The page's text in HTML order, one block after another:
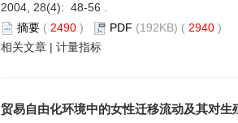
2004, 28(4): 48-56 .
摘要 ( 2490 ) PDF (192KB) ( 2940 )
相关文章 | 计量指标
贸易自由化环境中的女性迁移流动及其对生